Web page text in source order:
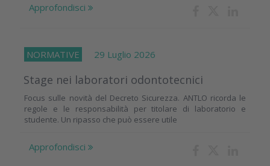
Approfondisci
NORMATIVE 29 Luglio 2026
Stage nei laboratori odontotecnici
Focus sulle novità del Decreto Sicurezza. ANTLO ricorda le
regole e le responsabilità per titolare di laboratorio e
studente. Un ripasso che può essere utile
Approfondisci